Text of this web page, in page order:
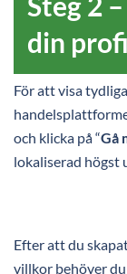
din
För att visa
och klicka på “Gå
lokaliserad högst
Efter att du
villkor behöver